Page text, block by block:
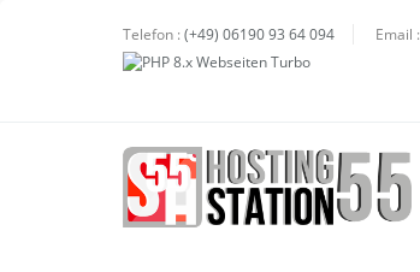
Telefon : (+49) 06190 93 64 094 Email :